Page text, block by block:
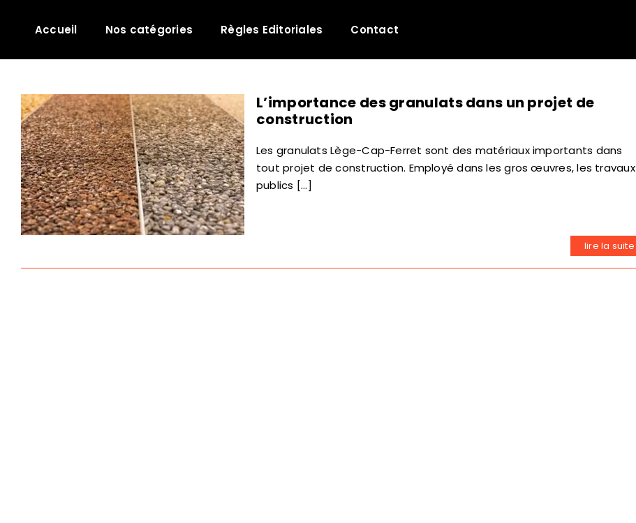
Accueil Nos catégories Règles Editoriales Contact
L’importance des granulats dans un projet de
construction
Les granulats Lège-Cap-Ferret sont des matériaux importants dans
tout projet de construction. Employé dans les gros œuvres, les travaux
publics [...]
lire la suite